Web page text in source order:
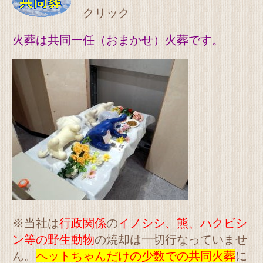
クリック
火葬は共同一任（おまかせ）火葬です。
※当社は行政関係のイノシシ、熊、ハクビシ
ン等の野生動物の焼却は一切行なっていませ
ん。ペットちゃんだけの少数での共同火葬に